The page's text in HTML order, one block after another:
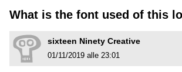
What is the font used of this
sixteen Ninety Creative
01/11/2019 alle 23:01